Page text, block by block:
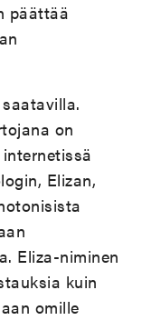
päättää
on
Elizan,
Eliza-niminen
kuin
omille